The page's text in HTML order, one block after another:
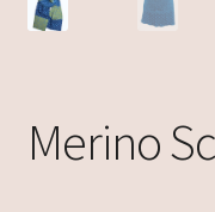
Merino